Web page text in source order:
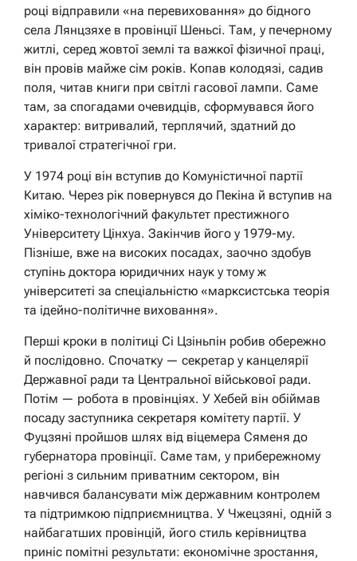
році відправили «на перевиховання» до бідного
села Лянцзяхе в провінції Шеньсі. Там, у печерному
житлі, серед жовтої землі та важкої фізичної праці,
він провів майже сім років. Копав колодязі, садив
поля, читав книги при світлі гасової лампи. Саме
там, за спогадами очевидців, сформувався його
характер: витривалий, терплячий, здатний до
тривалої стратегічної гри.
У 1974 році він вступив до Комуністичної партії
Китаю. Через рік повернувся до Пекіна й вступив на
хіміко-технологічний факультет престижного
Університету Цінхуа. Закінчив його у 1979-му.
Пізніше, вже на високих посадах, заочно здобув
ступінь доктора юридичних наук у тому ж
університеті за спеціальністю «марксистська теорія
та ідейно-політичне виховання».
Перші кроки в політиці Сі Цзіньпін робив обережно
й послідовно. Спочатку — секретар у канцелярії
Державної ради та Центральної військової ради.
Потім — робота в провінціях. У Хебей він обіймав
посаду заступника секретаря комітету партії. У
Фуцзяні пройшов шлях від віцемера Сяменя до
губернатора провінції. Саме там, у прибережному
регіоні з сильним приватним сектором, він
навчився балансувати між державним контролем
та підтримкою підприємництва. У Чжецзяні, одній з
найбагатших провінцій, його стиль керівництва
приніс помітні результати: економічне зростання,